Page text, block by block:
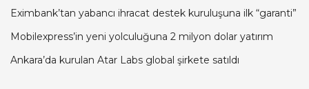
Eximbank’tan yabancı ihracat destek kuruluşuna ilk “garanti”
Mobilexpress’in yeni yolculuğuna 2 milyon dolar yatırım
Ankara’da kurulan Atar Labs global şirkete satıldı